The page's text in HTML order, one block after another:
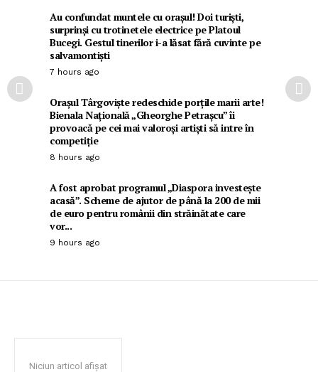
Au confundat muntele cu orașul! Doi turiști,
surprinși cu trotinetele electrice pe Platoul
Bucegi. Gestul tinerilor i-a lăsat fără cuvinte pe
salvamontiști
7 hours ago
Orașul Târgoviște redeschide porțile marii arte!
Bienala Națională „Gheorghe Petrașcu” îi
provoacă pe cei mai valoroși artiști să intre în
competiție
8 hours ago
A fost aprobat programul „Diaspora investește
acasă”. Scheme de ajutor de până la 200 de mii
de euro pentru românii din străinătate care
vor...
9 hours ago
Niciun articol afișat